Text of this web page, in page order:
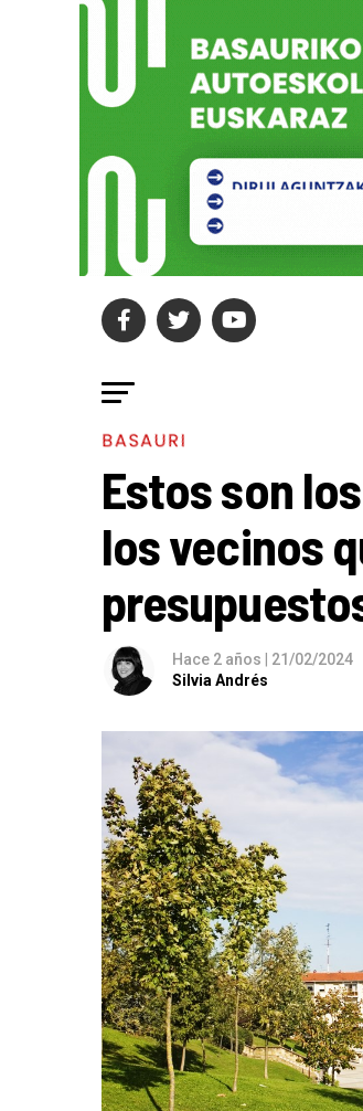
BASAURI
Estos son
los vecinos
Hace 2 años | 21/02/2024
Silvia Andrés